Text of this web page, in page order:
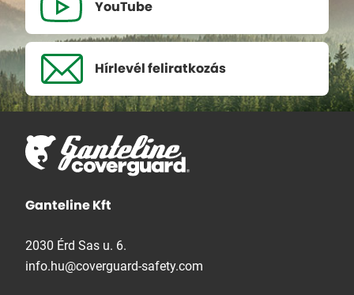
YouTube
Hírlevél feliratkozás
Ganteline Kft
2030 Érd Sas u. 6.
info.hu@coverguard-safety.com